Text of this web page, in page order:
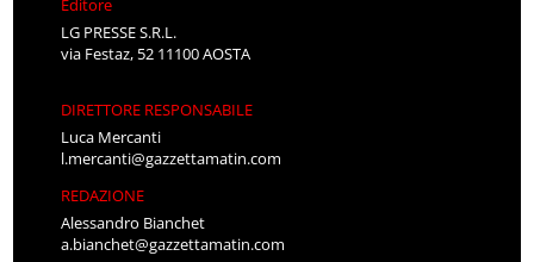
Editore
LG PRESSE S.R.L.
via Festaz, 52 11100 AOSTA
DIRETTORE RESPONSABILE
Luca Mercanti
l.mercanti@gazzettamatin.com
REDAZIONE
Alessandro Bianchet
a.bianchet@gazzettamatin.com